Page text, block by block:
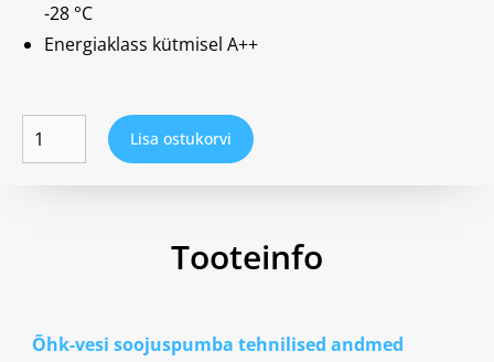
-28 °C
Energiaklass kütmisel A++
Lisa ostukorvi
Tooteinfo
Õhk-vesi soojuspumba tehnilised andmed